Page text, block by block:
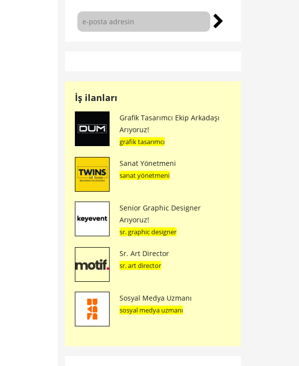
İş ilanları
Grafik Tasarımcı Ekip Arkadaşı
Arıyoruz!
grafik tasarımcı
Sanat Yönetmeni
sanat yönetmeni
Senior Graphic Designer
Arıyoruz!
sr. graphic designer
Sr. Art Director
sr. art director
Sosyal Medya Uzmanı
sosyal medya uzmanı